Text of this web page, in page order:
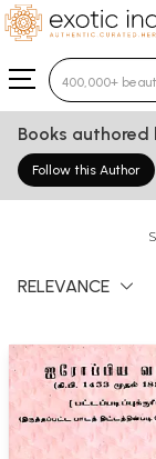
Type 3 or
Books authored
Follow this Author
RELEVANCE